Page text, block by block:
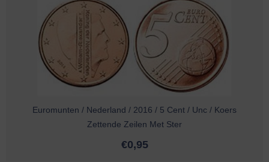
Euromunten / Nederland / 2016 / 5 Cent / Unc / Koers
Zettende Zeilen Met Ster
€0,95